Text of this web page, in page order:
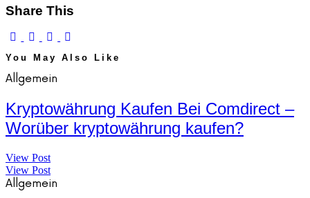
Share This
You May Also Like
Allgemein
Kryptowährung Kaufen Bei Comdirect –
Worüber kryptowährung kaufen?
View Post
View Post
Allgemein